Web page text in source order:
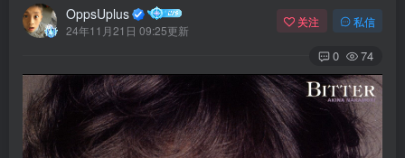
OppsUplus
24年11月21日 09:25更新
关注 私信
0 74